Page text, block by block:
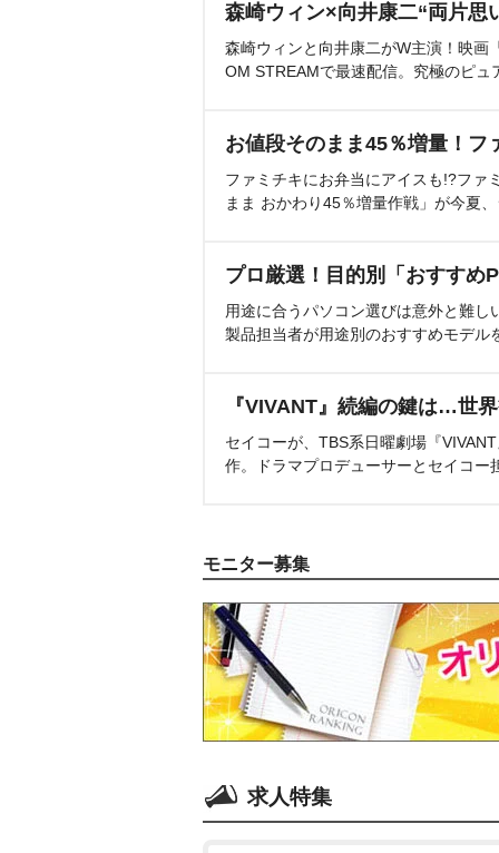
森崎ウィン×向井康二“両片思
森崎ウィンと向井康二がW主演！映画
OM STREAMで最速配信。究極のピュ
お値段そのまま45％増量！フ
ファミチキにお弁当にアイスも!?ファ
まま おかわり45％増量作戦」が今夏
プロ厳選！目的別「おすすめ
用途に合うパソコン選びは意外と難
製品担当者が用途別のおすすめモデル
『VIVANT』続編の鍵は…世
セイコーが、TBS系日曜劇場『
作。ドラマプロデューサーとセイコー
モニター募集
求人特集